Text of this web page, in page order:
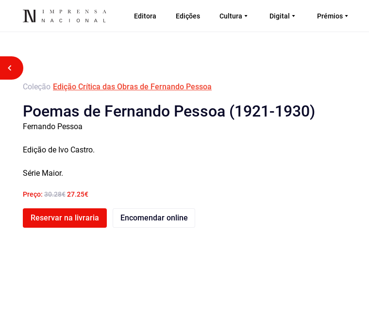
Editora Edições Cultura Digital Prémios
Voltar atrás
Coleção Edição Crítica das Obras de Fernando Pessoa
Poemas de Fernando Pessoa (1921-1930)
Fernando Pessoa
Edição de Ivo Castro.
Série Maior.
Preço: 30.28€27.25€
Reservar na livraria Encomendar online